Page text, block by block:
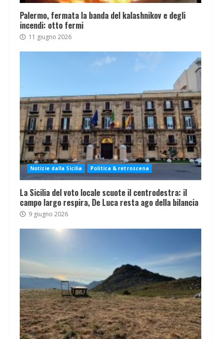
Palermo, fermata la banda del kalashnikov e degli
incendi: otto fermi
11 giugno 2026
Notizie dalla Sicilia Politica & retroscena
La Sicilia del voto locale scuote il centrodestra: il
campo largo respira, De Luca resta ago della bilancia
9 giugno 2026